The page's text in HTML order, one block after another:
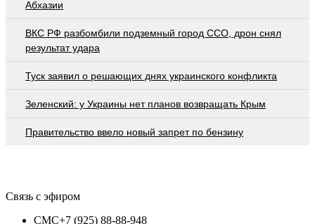
Абхазии
ВКС РФ разбомбили подземный город ССО, дрон снял
результат удара
Туск заявил о решающих днях украинского конфликта
Зеленский: у Украины нет планов возвращать Крым
Правительство ввело новый запрет по бензину
Связь с эфиром
СМС+7 (925) 88-88-948